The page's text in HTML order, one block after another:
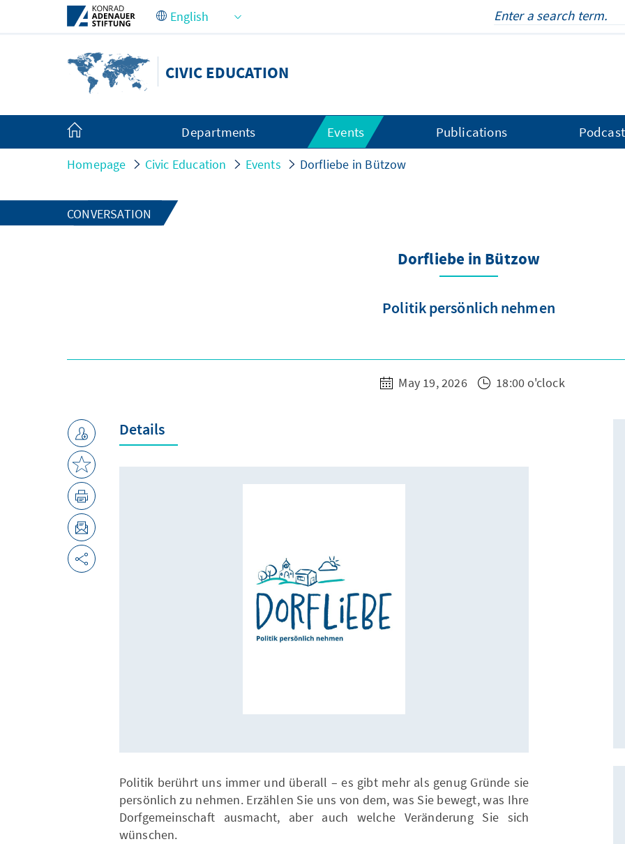
Skip to Main Content
CIVIC EDUCATION
Departments Events Publications
Homepage Civic Education Events Dorfliebe in Bützow
CONVERSATION
Dorfliebe in Bützow
Politik persönlich nehmen
May 19, 2026 18:00 o'clock
Details
Politik berührt uns immer und überall – es gibt mehr als genug Gründe sie
persönlich zu nehmen. Erzählen Sie uns von dem, was Sie bewegt, was Ihre
Dorfgemeinschaft ausmacht, aber auch welche Veränderung Sie sich
wünschen.